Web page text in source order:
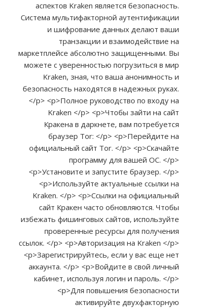
аспектов Kraken является безопасность.
Система мультифакторной аутентификации
и шифрование данных делают ваши
транзакции и взаимодействие на
маркетплейсе абсолютно защищенными. Вы
можете с уверенностью погрузиться в мир
Kraken, зная, что ваша анонимность и
безопасность находятся в надежных руках.
</p> <p>Полное руководство по входу на
Kraken </p> <p>Чтобы зайти на сайт
Кракена в даркнете, вам потребуется
браузер Tor: </p> <p>Перейдите на
официальный сайт Tor. </p> <p>Скачайте
программу для вашей ОС. </p>
<p>Установите и запустите браузер. </p>
<p>Используйте актуальные ссылки на
Kraken. </p> <p>Ссылки на официальный
сайт Кракен часто обновляются. Чтобы
избежать фишинговых сайтов, используйте
проверенные ресурсы для получения
ссылок. </p> <p>Авторизация на Kraken </p>
<p>Зарегистрируйтесь, если у вас еще нет
аккаунта. </p> <p>Войдите в свой личный
кабинет, используя логин и пароль. </p>
<p>Для повышения безопасности
активируйте двухфакторную